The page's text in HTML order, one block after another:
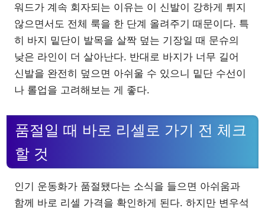
워드가 계속 회자되는 이유는 이 신발이 강하게 튀지
않으면서도 전체 룩을 한 단계 올려주기 때문이다. 특
히 바지 밑단이 발목을 살짝 덮는 기장일 때 문슈의
낮은 라인이 더 살아난다. 반대로 바지가 너무 길어
신발을 완전히 덮으면 아쉬울 수 있으니 밑단 수선이
나 롤업을 고려해보는 게 좋다.
품절일 때 바로 리셀로 가기 전 체크
할 것
인기 운동화가 품절됐다는 소식을 들으면 아쉬움과
함께 바로 리셀 가격을 확인하게 된다. 하지만 변우석